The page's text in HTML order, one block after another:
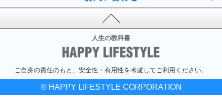
人生の教科書
ご自身の責任のもと、安全性・有用性を考慮してご利用ください。
© HAPPY LIFESTYLE CORPORATION